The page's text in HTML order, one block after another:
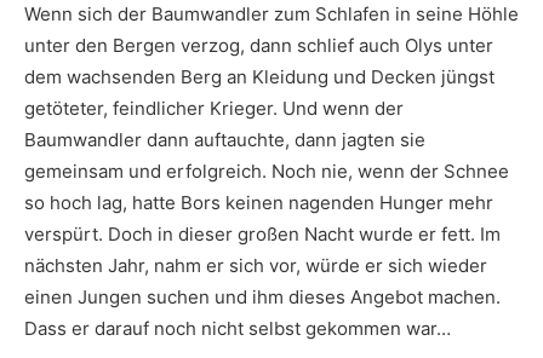
Wenn sich der Baumwandler zum Schlafen in seine Höhle
unter den Bergen verzog, dann schlief auch Olys unter
dem wachsenden Berg an Kleidung und Decken jüngst
getöteter, feindlicher Krieger. Und wenn der
Baumwandler dann auftauchte, dann jagten sie
gemeinsam und erfolgreich. Noch nie, wenn der Schnee
so hoch lag, hatte Bors keinen nagenden Hunger mehr
verspürt. Doch in dieser großen Nacht wurde er fett. Im
nächsten Jahr, nahm er sich vor, würde er sich wieder
einen Jungen suchen und ihm dieses Angebot machen.
Dass er darauf noch nicht selbst gekommen war…